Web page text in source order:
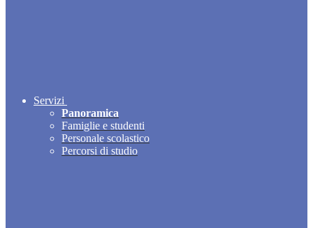
Servizi
Panoramica
Famiglie e studenti
Personale scolastico
Percorsi di studio